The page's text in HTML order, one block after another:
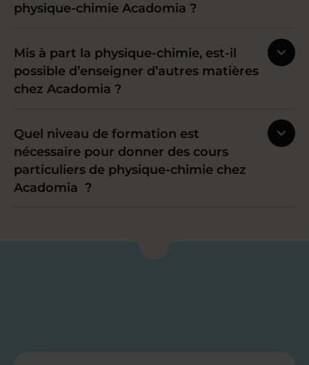
physique-chimie Acadomia ?
Mis à part la physique-chimie, est-il
possible d’enseigner d’autres matières
chez Acadomia ?
Quel niveau de formation est
nécessaire pour donner des cours
particuliers de physique-chimie chez
Acadomia ?